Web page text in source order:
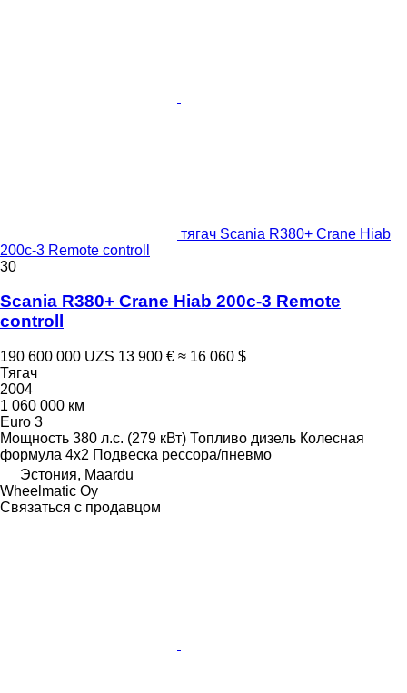
тягач Scania R380+ Crane Hiab
200c-3 Remote controll
30
Scania R380+ Crane Hiab 200c-3 Remote
controll
190 600 000 UZS 13 900 € ≈ 16 060 $
Тягач
2004
1 060 000 км
Euro 3
Мощность 380 л.с. (279 кВт) Топливо дизель Колесная
формула 4x2 Подвеска рессора/пневмо
Эстония, Maardu
Wheelmatic Oy
Связаться с продавцом